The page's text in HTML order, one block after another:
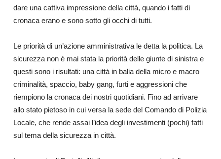
dare una cattiva impressione della città, quando i fatti di
cronaca erano e sono sotto gli occhi di tutti.
Le priorità di un’azione amministrativa le detta la politica. La
sicurezza non è mai stata la priorità delle giunte di sinistra e
questi sono i risultati: una città in balia della micro e macro
criminalità, spaccio, baby gang, furti e aggressioni che
riempiono la cronaca dei nostri quotidiani. Fino ad arrivare
allo stato pietoso in cui versa la sede del Comando di Polizia
Locale, che rende assai l’idea degli investimenti (pochi) fatti
sul tema della sicurezza in città.